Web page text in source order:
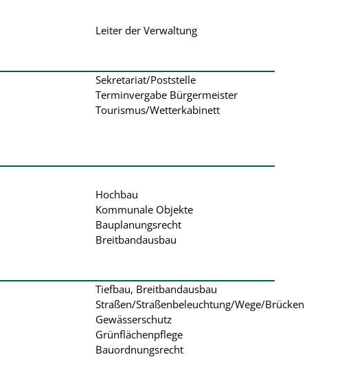
Leiter der Verwaltung
Sekretariat/Poststelle
Terminvergabe Bürgermeister
Tourismus/Wetterkabinett
Hochbau
Kommunale Objekte
Bauplanungsrecht
Breitbandausbau
Tiefbau, Breitbandausbau
Straßen/Straßenbeleuchtung/Wege/Brücken
Gewässerschutz
Grünflächenpflege
Bauordnungsrecht